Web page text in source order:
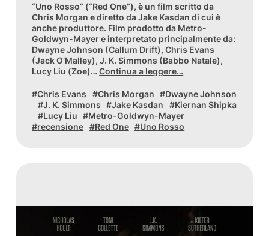
“Uno Rosso” (“Red One”), è un film scritto da
Chris Morgan e diretto da Jake Kasdan di cui è
anche produttore. Film prodotto da Metro-
Goldwyn-Mayer e interpretato principalmente da:
Dwayne Johnson (Callum Drift), Chris Evans
(Jack O’Malley), J. K. Simmons (Babbo Natale),
Lucy Liu (Zoe)…Continua a leggere…
Chris Evans Chris Morgan
Dwayne Johnson
J. K. Simmons
Jake Kasdan
Kiernan Shipka
Lucy Liu
Metro-Goldwyn-Mayer
recensione
Red One Uno Rosso